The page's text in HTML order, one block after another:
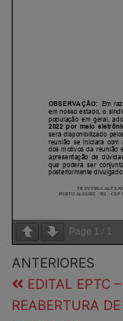
Page 1 / 1
ANTERIORES
EDITAL EPTC –
REABERTURA